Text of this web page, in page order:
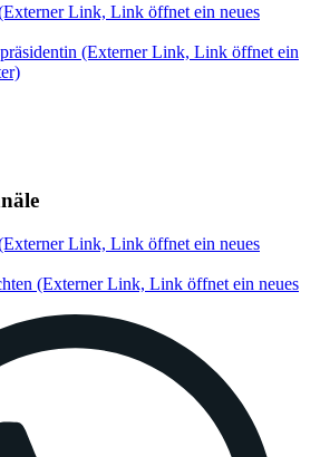
Link, Link öffnet ein neues
(Externer Link, Link öffnet ein
Link, Link öffnet ein neues
(Externer Link, Link öffnet ein neues